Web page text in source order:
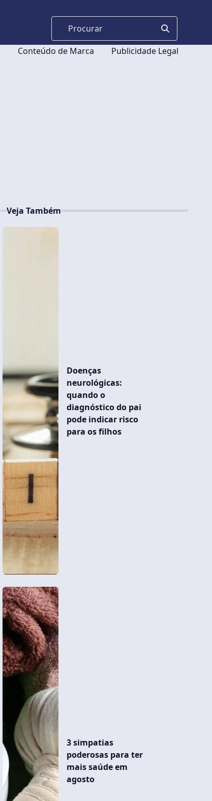
Conteúdo de Marca Publicidade Legal
Veja Também
Doenças
neurológicas:
quando o
diagnóstico do pai
pode indicar risco
para os filhos
3 simpatias
poderosas para ter
mais saúde em
agosto